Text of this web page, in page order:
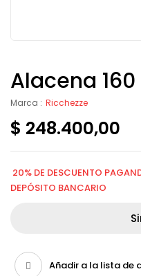
Alacena
Marca : Ricchezze
$ 248.400,00
20% DE DESCUENTO
DEPÓSITO BANCARIO
Añadir a la lista de